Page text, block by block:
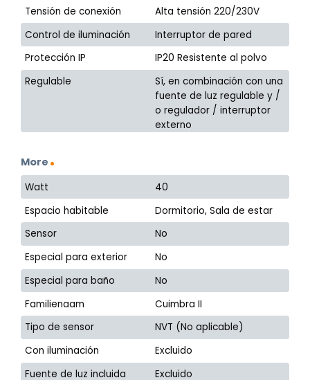
Tensión de conexión
Alta tensión 220/230V
Control de iluminación
Interruptor de pared
Protección IP
IP20 Resistente al polvo
Regulable
Sí, en combinación con una
fuente de luz regulable y /
o regulador / interruptor
externo
More
Watt
40
Espacio habitable
Dormitorio, Sala de estar
Sensor
No
Especial para exterior
No
Especial para baño
No
Familienaam
Cuimbra II
Tipo de sensor
NVT (No aplicable)
Con iluminación
Excluido
Fuente de luz incluida
Excluido